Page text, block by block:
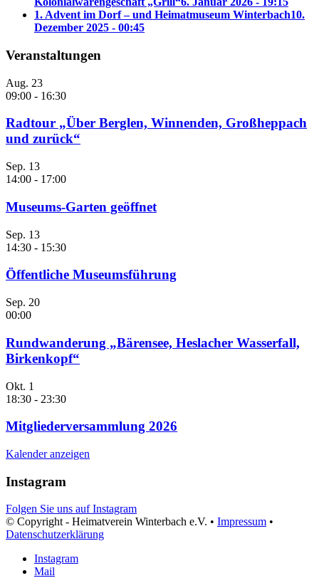
1. Advent im Dorf – und Heimatmuseum Winterbach10.
Dezember 2025 - 00:45
Veranstaltungen
Aug. 23
09:00 - 16:30
Radtour „Über Berglen, Winnenden, Großheppach
und zurück“
Sep. 13
14:00 - 17:00
Museums-Garten geöffnet
Sep. 13
14:30 - 15:30
Öffentliche Museumsführung
Sep. 20
00:00
Rundwanderung „Bärensee, Heslacher Wasserfall,
Birkenkopf“
Okt. 1
18:30 - 23:30
Mitgliederversammlung 2026
Kalender anzeigen
Instagram
Folgen Sie uns auf Instagram
© Copyright - Heimatverein Winterbach e.V. • Impressum •
Datenschutzerklärung
Instagram
Mail